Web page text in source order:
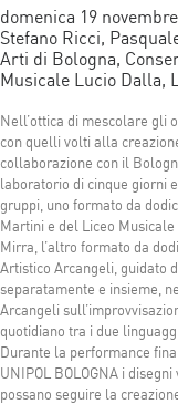
domenica 19
Stefano Ricci,
Arti di Bologna,
Musicale Lucio Dalla,
Nell’ottica di mescolare gli
con quelli volti alla
collaborazione con il
laboratorio di cinque giorni
gruppi, uno formato da
Martini e del Liceo
Mirra, l’altro formato da
Artistico Arcangeli, guidato
separatamente e insieme,
Arcangeli
quotidiano tra i due
Durante la performance
UNIPOL BOLOGNA i
possano seguire la